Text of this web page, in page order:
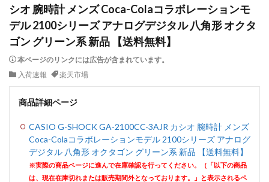
シオ 腕時計 メンズ Coca-Colaコラボレーションモ
デル 2100シリーズ アナログデジタル 八角形 オクタ
ゴン グリーン系 新品 【送料無料】
本ページのリンクには広告が含まれています。
入荷速報
楽天市場
商品詳細ページ
CASIO G-SHOCK GA-2100CC-3AJR カシオ 腕時計 メンズ
Coca-Colaコラボレーションモデル 2100シリーズ アナログ
デジタル 八角形 オクタゴン グリーン系 新品 【送料無料】
※実際の商品ページに進んで在庫確認を行ってください。（「以下の商品
は、現在在庫切れまたは販売期間外となっております。」と表示されるペ